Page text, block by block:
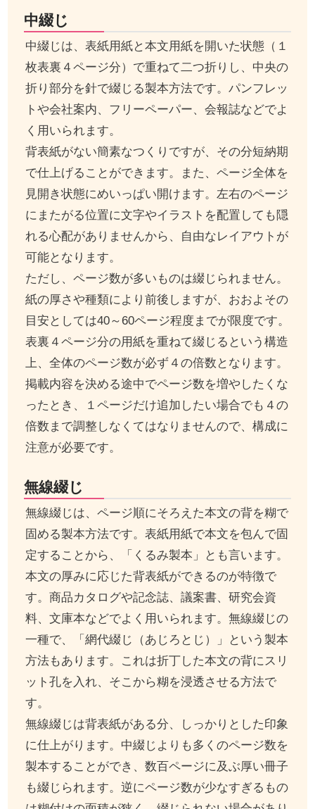
中綴じ
中綴じは、表紙用紙と本文用紙を開いた状態（１
枚表裏４ページ分）で重ねて二つ折りし、中央の
折り部分を針で綴じる製本方法です。パンフレッ
トや会社案内、フリーペーパー、会報誌などでよ
く用いられます。
背表紙がない簡素なつくりですが、その分短納期
で仕上げることができます。また、ページ全体を
見開き状態にめいっぱい開けます。左右のページ
にまたがる位置に文字やイラストを配置しても隠
れる心配がありませんから、自由なレイアウトが
可能となります。
ただし、ページ数が多いものは綴じられません。
紙の厚さや種類により前後しますが、おおよその
目安としては40～60ページ程度までが限度です。
表裏４ページ分の用紙を重ねて綴じるという構造
上、全体のページ数が必ず４の倍数となります。
掲載内容を決める途中でページ数を増やしたくな
ったとき、１ページだけ追加したい場合でも４の
倍数まで調整しなくてはなりませんので、構成に
注意が必要です。
無線綴じ
無線綴じは、ページ順にそろえた本文の背を糊で
固める製本方法です。表紙用紙で本文を包んで固
定することから、「くるみ製本」とも言います。
本文の厚みに応じた背表紙ができるのが特徴で
す。商品カタログや記念誌、議案書、研究会資
料、文庫本などでよく用いられます。無線綴じの
一種で、「網代綴じ（あじろとじ）」という製本
方法もあります。これは折丁した本文の背にスリ
ット孔を入れ、そこから糊を浸透させる方法で
す。
無線綴じは背表紙がある分、しっかりとした印象
に仕上がります。中綴じよりも多くのページ数を
製本することができ、数百ページに及ぶ厚い冊子
も綴じられます。逆にページ数が少なすぎるもの